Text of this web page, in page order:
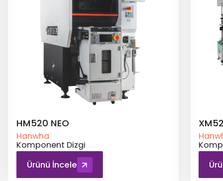
XM520
Hanwha
Komponent Dizgi
Ürünü İncele